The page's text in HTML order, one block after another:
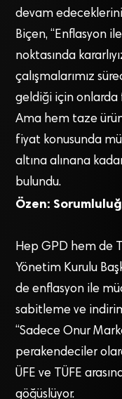
devam
Biçen, “Enflasyon
noktasında
çalışmalarımız
geldiği için onlarda
Ama hem taze
fiyat konusunda
altına alınana
bulundu.
Özen:
Hep GPD hem de
Yönetim Kurulu
de enflasyon ile
sabitleme ve
“Sadece Onur
perakendeciler
ÜFE ve TÜFE
göğüslüyor.